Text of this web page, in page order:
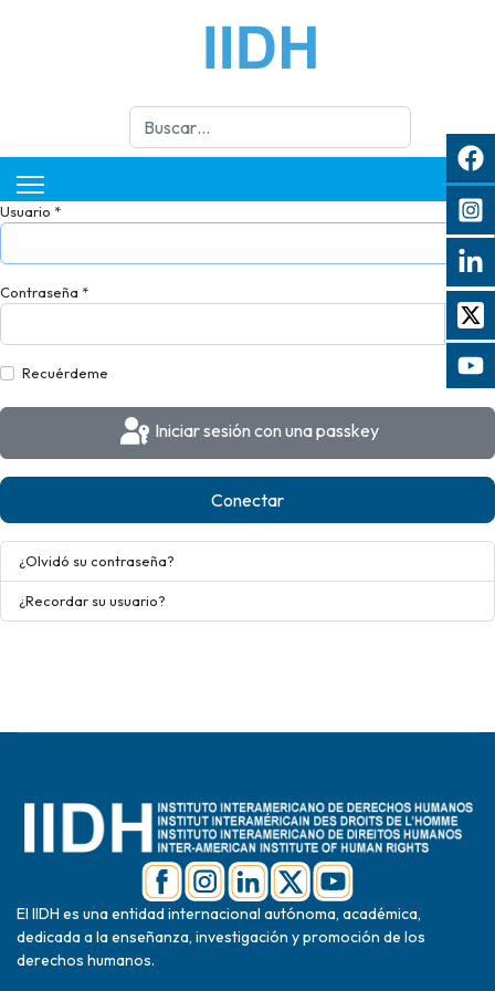
Buscar
Usuario *
Contraseña *
Recuérdeme
Iniciar sesión con una passkey
Conectar
¿Olvidó su contraseña?
¿Recordar su usuario?
El IIDH es una entidad internacional autónoma, académica,
dedicada a la enseñanza, investigación y promoción de los
derechos humanos.